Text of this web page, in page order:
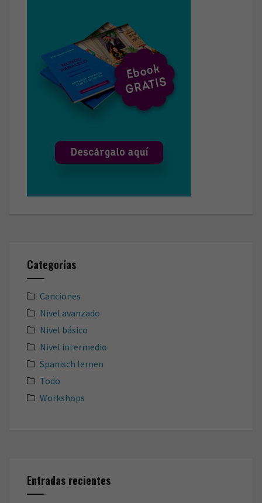
Categorías
Canciones
Nivel avanzado
Nivel básico
Nivel intermedio
Spanisch lernen
Todo
Workshops
Entradas recientes